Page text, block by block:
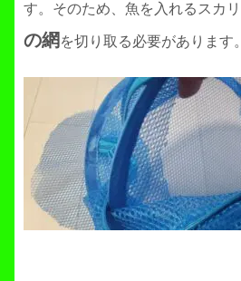
す。そのため、魚を入れるスカ
の網 を切り取る必要があります。